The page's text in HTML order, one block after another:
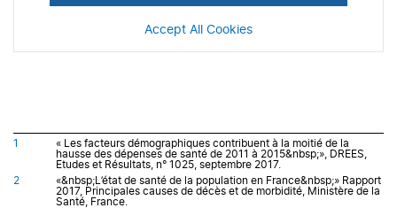
Accept All Cookies
1
« Les facteurs démographiques contribuent à la moitié de la
hausse des dépenses de santé de 2011 à 2015&nbsp;», DREES,
Etudes et Résultats, n° 1025, septembre 2017.
2
«&nbsp;L’état de santé de la population en France&nbsp;» Rapport
2017, Principales causes de décès et de morbidité, Ministère de la
Santé, France.